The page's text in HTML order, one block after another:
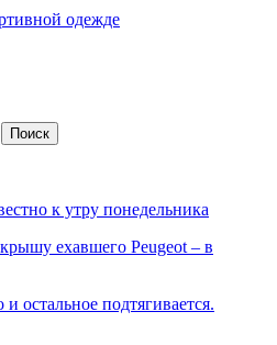
одежде
к утру понедельника
ехавшего Peugeot – в
остальное подтягивается.